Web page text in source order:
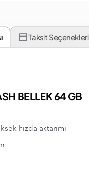
Taksit Seçenekleri
BELLEK 64 GB
hızda aktarımı